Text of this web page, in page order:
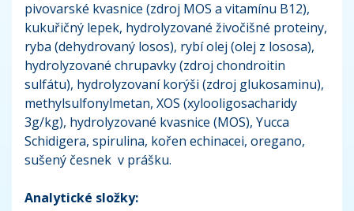
pivovarské kvasnice (zdroj MOS a vitamínu B12),
kukuřičný lepek, hydrolyzované živočišné proteiny,
ryba (dehydrovaný losos), rybí olej (olej z lososa),
hydrolyzované chrupavky (zdroj chondroitin
sulfátu), hydrolyzovaní korýši (zdroj glukosaminu),
methylsulfonylmetan, XOS (xylooligosacharidy
3g/kg), hydrolyzované kvasnice (MOS), Yucca
Schidigera, spirulina, kořen echinacei, oregano,
sušený česnek v prášku.
Analytické složky: